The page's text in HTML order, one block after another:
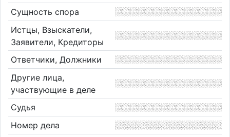
Сущность спора
Истцы, Взыскатели,
Заявители, Кредиторы
Ответчики, Должники
Другие лица,
участвующие в деле
Судья
Номер дела